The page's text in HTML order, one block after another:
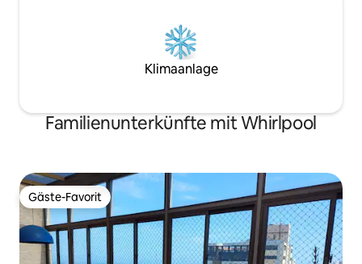
Klimaanlage
Familienunterkünfte mit Whirlpool
Gäste-Favorit
Gäste-Favorit